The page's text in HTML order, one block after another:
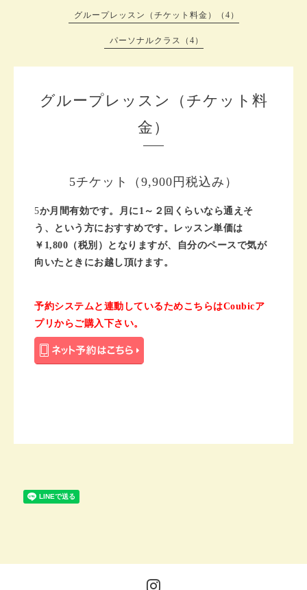
グループレッスン（チケット料金）（4）
パーソナルクラス（4）
グループレッスン（チケット料
金）
5チケット（9,900円税込み）
5か月間有効です。月に1～２回くらいなら通えそ
う、という方におすすめです。レッスン単価は
￥1,800（税別）となりますが、自分のペースで気が
向いたときにお越し頂けます。
予約システムと連動しているためこちらはCoubicア
プリからご購入下さい。